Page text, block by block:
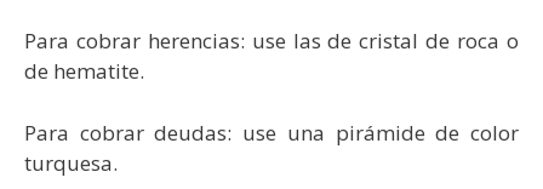
Para cobrar herencias: use las de cristal de roca o
de hematite.
Para cobrar deudas: use una pirámide de color
turquesa.